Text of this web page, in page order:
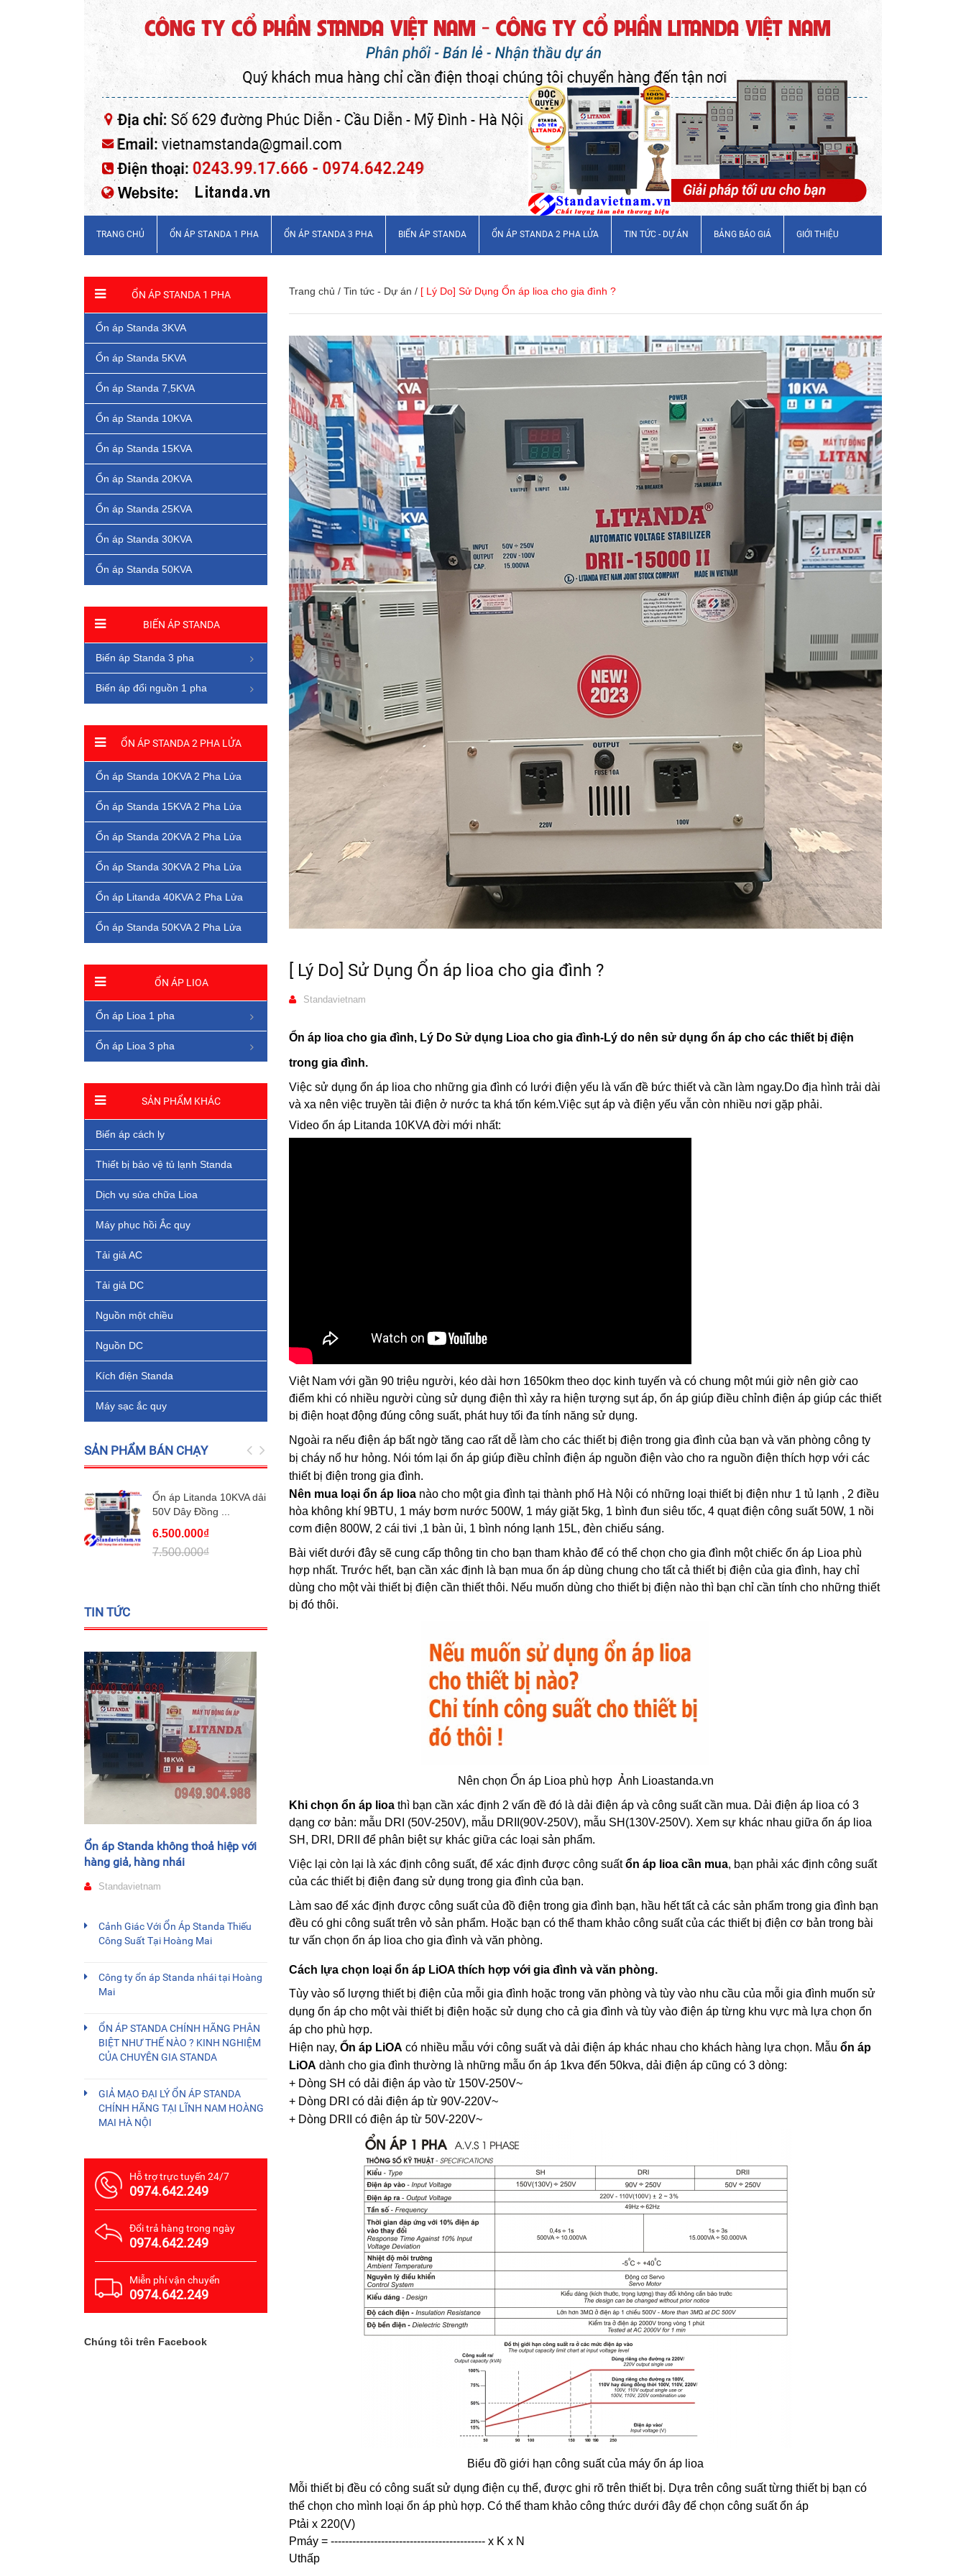
TRANG CHỦ ỔN ÁP STANDA 1 PHA ỔN ÁP STANDA 3 PHA BIẾN ÁP STANDA ỔN ÁP STANDA 2 PHA LỬA TIN TỨC - DỰ ÁN BẢNG BÁO GIÁ GIỚI THIỆU
Trang chủ / Tin tức - Dự án / [ Lý Do] Sử Dụng Ổn áp lioa cho gia đình ?
[ Lý Do] Sử Dụng Ổn áp lioa cho gia đình ?
Standavietnam
Ổn áp lioa cho gia đình, Lý Do Sử dụng Lioa cho gia đình-Lý do nên sử dụng ổn áp cho các thiết bị điện
trong gia đình.
Việc sử dụng ổn áp lioa cho những gia đình có lưới điện yếu là vấn đề bức thiết và cần làm ngay.Do địa hình trải dài
và xa nên việc truyền tải điện ở nước ta khá tốn kém.Việc sụt áp và điện yếu vẫn còn nhiều nơi gặp phải.
Video ổn áp Litanda 10KVA đời mới nhất:
Việt Nam với gần 90 triệu người, kéo dài hơn 1650km theo dọc kinh tuyến và có chung một múi giờ nên giờ cao
điểm khi có nhiều người cùng sử dụng điện thì xảy ra hiện tượng sụt áp, ổn áp giúp điều chỉnh điện áp giúp các thiết
bị điện hoạt động đúng công suất, phát huy tối đa tính năng sử dụng.
Ngoài ra nếu điện áp bất ngờ tăng cao rất dễ làm cho các thiết bị điện trong gia đình của bạn và văn phòng công ty
bị cháy nổ hư hỏng. Nói tóm lại ổn áp giúp điều chỉnh điện áp nguồn điện vào cho ra nguồn điện thích hợp với các
thiết bị điện trong gia đình.
Nên mua loại ổn áp lioa nào cho một gia đình tại thành phố Hà Nội có những loại thiết bị điện như 1 tủ lạnh , 2 điều
hòa không khí 9BTU, 1 máy bơm nước 500W, 1 máy giặt 5kg, 1 bình đun siêu tốc, 4 quạt điện công suất 50W, 1 nồi
cơm điện 800W, 2 cái tivi ,1 bàn ủi, 1 bình nóng lạnh 15L, đèn chiếu sáng.
Bài viết dưới đây sẽ cung cấp thông tin cho bạn tham khảo để có thể chọn cho gia đình một chiếc ổn áp Lioa phù
hợp nhất. Trước hết, bạn cần xác định là bạn mua ổn áp dùng chung cho tất cả thiết bị điện của gia đình, hay chỉ
dùng cho một vài thiết bị điện cần thiết thôi. Nếu muốn dùng cho thiết bị điện nào thì bạn chỉ cần tính cho những thiết
bị đó thôi.
Nên chọn Ổn áp Lioa phù hợp Ảnh Lioastanda.vn
Khi chọn ổn áp lioa thì bạn cần xác định 2 vấn đề đó là dải điện áp và công suất cần mua. Dải điện áp lioa có 3
dạng cơ bản: mẫu DRI (50V-250V), mẫu DRII(90V-250V), mẫu SH(130V-250V). Xem sự khác nhau giữa ổn áp lioa
SH, DRI, DRII để phân biệt sự khác giữa các loại sản phẩm.
Việc lại còn lại là xác định công suất, để xác định được công suấtổn áp lioa cần mua, bạn phải xác định công suất
của các thiết bị điện đang sử dụng trong gia đình của bạn.
Làm sao để xác định được công suất của đồ điện trong gia đình bạn, hầu hết tất cả các sản phẩm trong gia đình bạn
đều có ghi công suất trên vỏ sản phẩm. Hoặc bạn có thể tham khảo công suất của các thiết bị điện cơ bản trong bài
tư vấn chọn ổn áp lioa cho gia đình và văn phòng.
Cách lựa chọn loại ổn áp LiOA thích hợp với gia đình và văn phòng.
Tùy vào số lượng thiết bị điện của mỗi gia đình hoặc trong văn phòng và tùy vào nhu cầu của mỗi gia đình muốn sử
dụng ổn áp cho một vài thiết bị điện hoặc sử dụng cho cả gia đình và tùy vào điện áp từng khu vực mà lựa chọn ổn
áp cho phù hợp.
Hiện nay, Ổn áp LiOA có nhiều mẫu với công suất và dải điện áp khác nhau cho khách hàng lựa chọn. Mẫu ổn áp
LiOA dành cho gia đình thường là những mẫu ổn áp 1kva đến 50kva, dải điện áp cũng có 3 dòng:
+ Dòng SH có dải điện áp vào từ 150V-250V~
+ Dòng DRI có dải điện áp từ 90V-220V~
+ Dòng DRII có điện áp từ 50V-220V~
Biểu đồ giới hạn công suất của máy ổn áp lioa
Mỗi thiết bị đều có công suất sử dụng điện cụ thể, được ghi rõ trên thiết bị. Dựa trên công suất từng thiết bị bạn có
thể chọn cho mình loại ổn áp phù hợp. Có thể tham khảo công thức dưới đây để chọn công suất ổn áp
Ptải x 220(V)
Pmáy = ------------------------------------------- x K x N
Uthấp
ỔN ÁP STANDA 1 PHA
Ổn áp Standa 3KVA
Ổn áp Standa 5KVA
Ổn áp Standa 7,5KVA
Ổn áp Standa 10KVA
Ổn áp Standa 15KVA
Ổn áp Standa 20KVA
Ổn áp Standa 25KVA
Ổn áp Standa 30KVA
Ổn áp Standa 50KVA
BIẾN ÁP STANDA
Biến áp Standa 3 pha
Biến áp đổi nguồn 1 pha
ỔN ÁP STANDA 2 PHA LỬA
Ổn áp Standa 10KVA 2 Pha Lửa
Ổn áp Standa 15KVA 2 Pha Lửa
Ổn áp Standa 20KVA 2 Pha Lửa
Ổn áp Standa 30KVA 2 Pha Lửa
Ổn áp Litanda 40KVA 2 Pha Lửa
Ổn áp Standa 50KVA 2 Pha Lửa
ỔN ÁP LIOA
Ổn áp Lioa 1 pha
Ổn áp Lioa 3 pha
SẢN PHẨM KHÁC
Biến áp cách ly
Thiết bị bảo vệ tủ lạnh Standa
Dịch vụ sửa chữa Lioa
Máy phục hồi Ắc quy
Tải giả AC
Tải giả DC
Nguồn một chiều
Nguồn DC
Kích điện Standa
Máy sạc ắc quy
SẢN PHẨM BÁN CHẠY
Ổn áp Litanda 10KVA dải
50V Dây Đồng ...
6.500.000₫
7.500.000₫
Ổn áp Litanda 10kva dải
90v Model 10K...
5.500.000₫
6.690.000₫
Ổn Áp Litanda 15KVA
Dải 90V Thế Hệ Mớ...
8.800.000₫
12.000.000₫
Ổn Áp Litanda 7,5KVA
Dải 50V - 250V D...
6.320.000₫
TIN TỨC
Ổn áp Standa không thoả hiệp với
hàng giả, hàng nhái
Standavietnam
Cảnh Giác Với Ổn Áp Standa Thiếu
Công Suất Tại Hoàng Mai
Công ty ổn áp Standa nhái tại Hoàng
Mai
ỔN ÁP STANDA CHÍNH HÃNG PHÂN
BIỆT NHƯ THẾ NÀO ? KINH NGHIỆM
CỦA CHUYÊN GIA STANDA
GIẢ MẠO ĐẠI LÝ ỔN ÁP STANDA
CHÍNH HÃNG TẠI LĨNH NAM HOÀNG
MAI HÀ NỘI
Hỗ trợ trực tuyến 24/7
0974.642.249
Đổi trả hàng trong ngày
0974.642.249
Miễn phí vận chuyển
0974.642.249
Chúng tôi trên Facebook